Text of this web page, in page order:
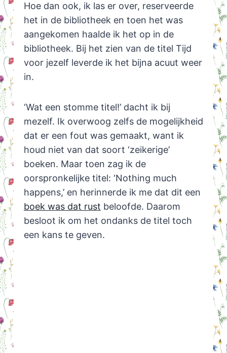
Hoe dan ook, ik las er over, reserveerde
het in de bibliotheek en toen het was
aangekomen haalde ik het op in de
bibliotheek. Bij het zien van de titel Tijd
voor jezelf leverde ik het bijna acuut weer
in.
‘Wat een stomme titel!’ dacht ik bij
mezelf. Ik overwoog zelfs de mogelijkheid
dat er een fout was gemaakt, want ik
houd niet van dat soort ‘zeikerige’
boeken. Maar toen zag ik de
oorspronkelijke titel: ‘Nothing much
happens,’ en herinnerde ik me dat dit een
boek was dat rust beloofde. Daarom
besloot ik om het ondanks de titel toch
een kans te geven.